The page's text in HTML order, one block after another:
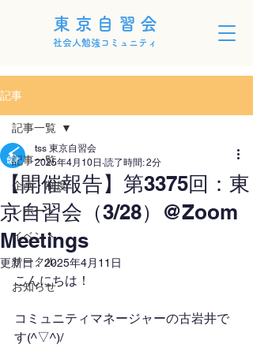
東京自習会
社会人勉強コミュニティ
記事
記事一覧
企画・制度
レポート
イベント
サークル
お知らせ
記事一覧
【開催報告】第3375回：東
京自習会（3/28）@Zoom
Meetings
tss 東京自習会
2025年4月10日 読了時間: 2分
更新日：2025年4月11日
こんにちは！
コミュニティマネージャーの古岩井で
す(^▽^)/